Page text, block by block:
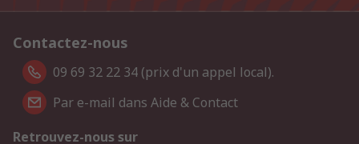
Contactez-nous
09 69 32 22 34 (prix d'un appel local).
Par e-mail dans Aide & Contact
Retrouvez-nous sur